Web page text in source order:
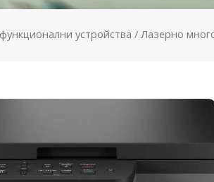
устройства / Лазерно